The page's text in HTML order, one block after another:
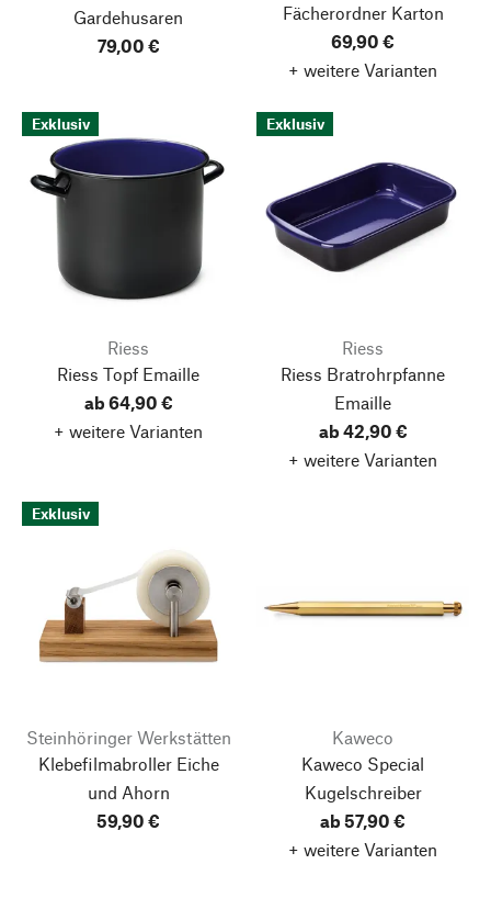
Gardehusaren
79,00 €
Fächerordner Karton
69,90 €
+ weitere Varianten
Exklusiv
Riess
Riess Topf Emaille
ab 64,90 €
+ weitere Varianten
Exklusiv
Riess
Riess Bratrohrpfanne
Emaille
ab 42,90 €
+ weitere Varianten
Exklusiv
Steinhöringer Werkstätten
Klebefilmabroller Eiche
und Ahorn
59,90 €
Kaweco
Kaweco Special
Kugelschreiber
ab 57,90 €
+ weitere Varianten
Nach oben